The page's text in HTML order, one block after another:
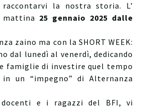
la nostra storia. L’
mattina 25 gennaio 2025 dalle
zaino ma con la SHORT WEEK:
dal lunedì al venerdì, dedicando
famiglie di investire quel tempo
un “impegno” di Alternanza
e i ragazzi del BFI, vi